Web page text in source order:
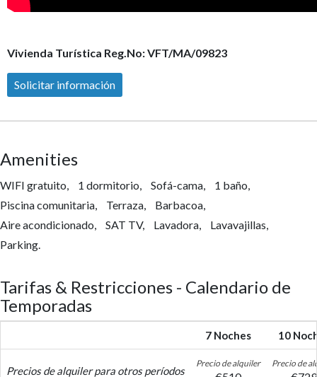
Vivienda Turística Reg.No: VFT/MA/09823
Solicitar información
Amenities
WIFI gratuito, 1 dormitorio, Sofá-cama,
1 baño,
Piscina comunitaria,
Terraza,
Barbacoa,
Aire acondicionado,
SAT TV, Lavadora,
Lavavajillas,
Parking.
Tarifas & Restricciones - Calendario de
Temporadas
7 Noches 10
Precios de alquiler para otros períodos
Precio de alquiler Precio de